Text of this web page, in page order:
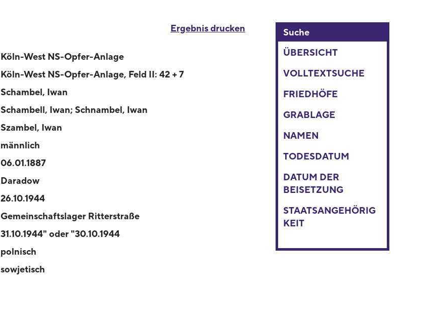
Ergebnis drucken
Köln-West NS-Opfer-Anlage
Köln-West NS-Opfer-Anlage, Feld II: 42 + 7
Schambel, Iwan
Schambell, Iwan; Schnambel, Iwan
Szambel, Iwan
männlich
06.01.1887
Daradow
26.10.1944
Gemeinschaftslager Ritterstraße
31.10.1944" oder "30.10.1944
polnisch
sowjetisch
Suche
ÜBERSICHT
VOLLTEXTSUCHE
FRIEDHÖFE
GRABLAGE
NAMEN
TODESDATUM
DATUM DER
BEISETZUNG
STAATSANGEHÖRIG
KEIT